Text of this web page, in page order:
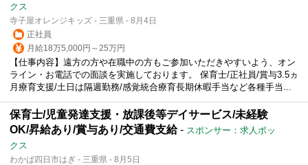
クス
寺子屋オレンジキッズ - 三重県 - 8月4日
正社員
月給18万5,000円～25万円
【仕事内容】遠方の方や在職中の方もご参加いただきやすいよう、オン
ライン・お電話での面談を実施しております。 保育士/正社員/賞与3.5ヵ
月療育支援/土日は隔週勤務/感覚統合療育長期休暇手当など各種手当...
保育士/児童発達支援・放課後等デイサービス/未経験
OK/昇給あり/賞与あり/交通費支給- スポンサー：求人ボッ
クス
わかば四日市はぎ - 三重県 - 8月5日